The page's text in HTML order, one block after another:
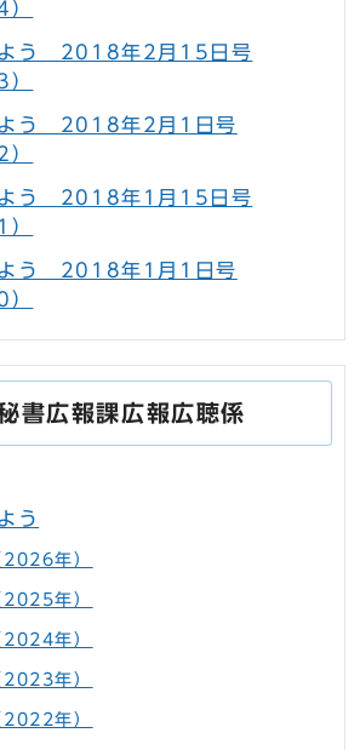
よう 2018年2月15日号
よう 2018年2月1日号
よう 2018年1月15日号
よう 2018年1月1日号
書広報課広報広聴係
う
年）
年）
年）
年）
年）